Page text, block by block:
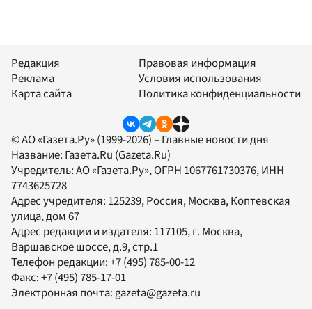
Редакция
Реклама
Карта сайта
Правовая информация
Условия использования
Политика конфиденциальности
© АО «Газета.Ру» (1999-2026) – Главные новости дня
Название: Газета.Ru (Gazeta.Ru)
Учредитель:АО «Газета.Ру», ОГРН 1067761730376, ИНН
7743625728
Адрес учредителя: 125239, Россия, Москва, Коптевская
улица, дом 67
Адрес редакции и издателя: 117105, г. Москва,
Варшавское шоссе, д.9, стр.1
Телефон редакции:+7 (495) 785-00-12
Факс:+7 (495) 785-17-01
Электронная почта:gazeta@gazeta.ru